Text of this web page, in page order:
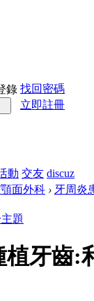
錄 找回密碼
立即註冊
動 交友 discuz
面外科 › 牙周炎
牙齒: